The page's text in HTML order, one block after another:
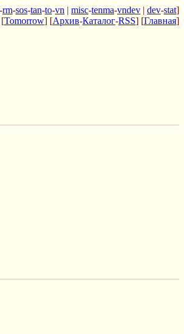
-rm-sos-tan-to-vn | misc-tenma-vndev | dev-stat]
Tomorrow] [Архив-Каталог-RSS] [Главная]